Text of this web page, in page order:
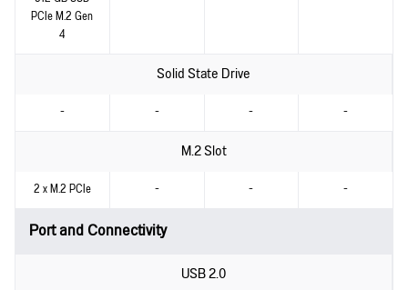
PCIe M.2 Gen
4
Solid State Drive
- - - -
M.2 Slot
2 x M.2 PCIe - - -
Port and Connectivity
USB 2.0